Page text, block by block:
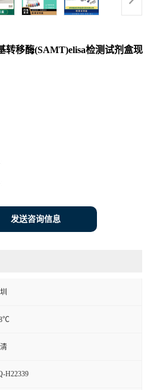
转移酶(SAMT)elisa检测试剂盒现
发送咨询信息
H22339